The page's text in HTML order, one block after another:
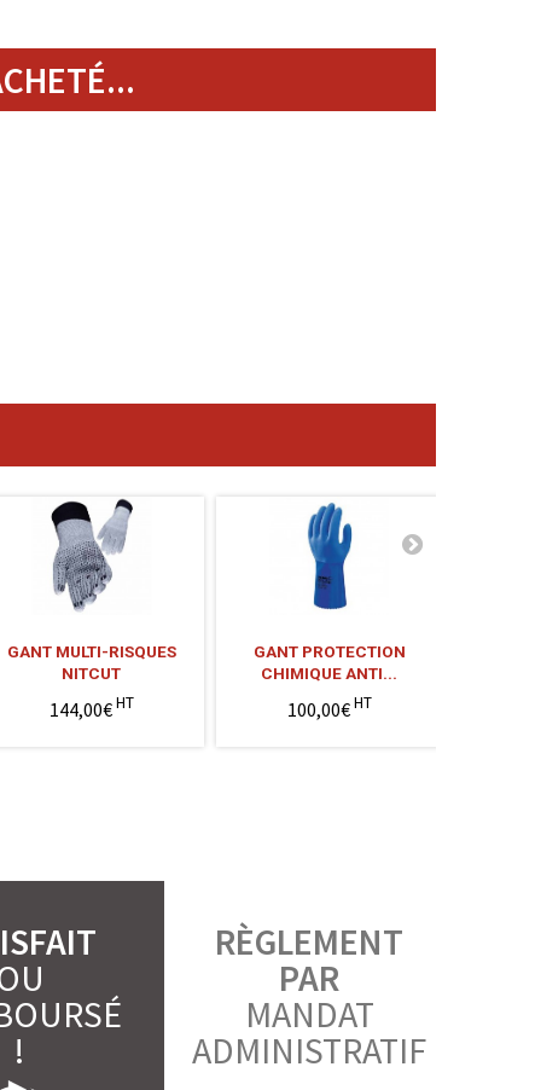
GANT MULTI-RISQUES
NITCUT
144,00€HT
GANT PROTECTION
CHIMIQUE ANTI...
100,00€HT
!
RÈGLEMENT
PAR
MANDAT
ADMINISTRATIF